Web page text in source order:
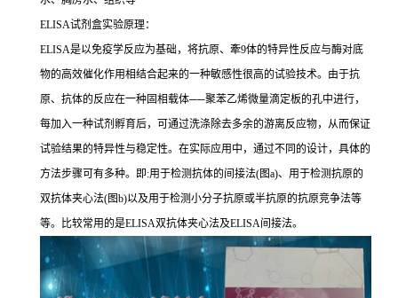
ELISA试剂盒实验原理：
ELISA是以免疫学反应为基础，将抗原、牽9体的特异性反应与酶对底
物的高效催化作用相结合起来的一种敏感性很高的试验技术。由于抗
原、抗体的反应在一种固相载体──聚苯乙烯微量滴定板的孔中进行，
每加入一种试剂孵育后，可通过洗涤除去多余的游离反应物，从而保证
试验结果的特异性与稳定性。在实际应用中，通过不同的设计，具体的
方法步骤可有多种。即:用于检测抗体的间接法(图a)、用于检测抗原的
双抗体夹心法(图b)以及用于检测小分子抗原或半抗原的抗原竞争法等
等。比较常用的是ELISA双抗体夹心法及ELISA间接法。